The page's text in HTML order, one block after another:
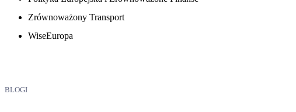
Zrównoważony Transport
WiseEuropa
BLOGI